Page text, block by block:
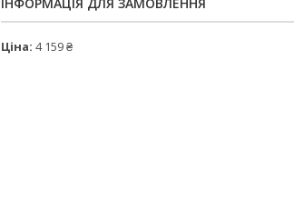
Ціна: 4 159 ₴